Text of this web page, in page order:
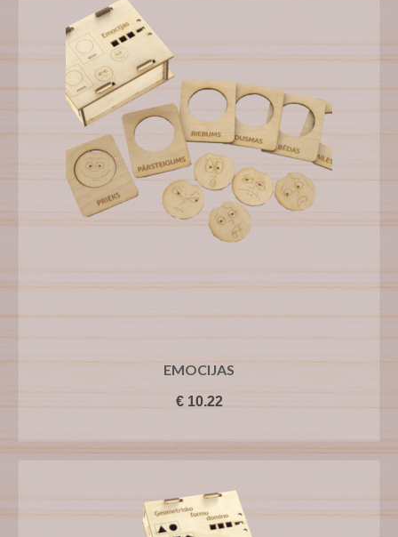
EMOCIJAS
€10.22